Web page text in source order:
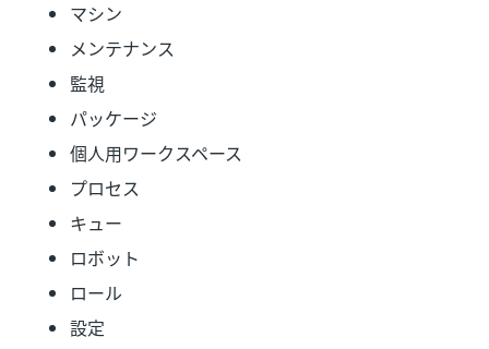
マシン
メンテナンス
監視
パッケージ
個人用ワークスペース
プロセス
キュー
ロボット
ロール
設定